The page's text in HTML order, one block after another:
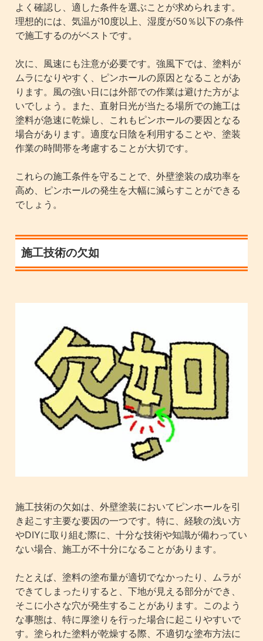
よく確認し、適した条件を選ぶことが求められます。
理想的には、気温が10度以上、湿度が50％以下の条件
で施工するのがベストです。
次に、風速にも注意が必要です。強風下では、塗料が
ムラになりやすく、ピンホールの原因となることがあ
ります。風の強い日には外部での作業は避けた方がよ
いでしょう。また、直射日光が当たる場所での施工は
塗料が急速に乾燥し、これもピンホールの要因となる
場合があります。適度な日陰を利用することや、塗装
作業の時間帯を考慮することが大切です。
これらの施工条件を守ることで、外壁塗装の成功率を
高め、ピンホールの発生を大幅に減らすことができる
でしょう。
施工技術の欠如
施工技術の欠如は、外壁塗装においてピンホールを引
き起こす主要な要因の一つです。特に、経験の浅い方
やDIYに取り組む際に、十分な技術や知識が備わってい
ない場合、施工が不十分になることがあります。
たとえば、塗料の塗布量が適切でなかったり、ムラが
できてしまったりすると、下地が見える部分ができ、
そこに小さな穴が発生することがあります。このよう
な事態は、特に厚塗りを行った場合に起こりやすいで
す。塗られた塗料が乾燥する際、不適切な塗布方法に